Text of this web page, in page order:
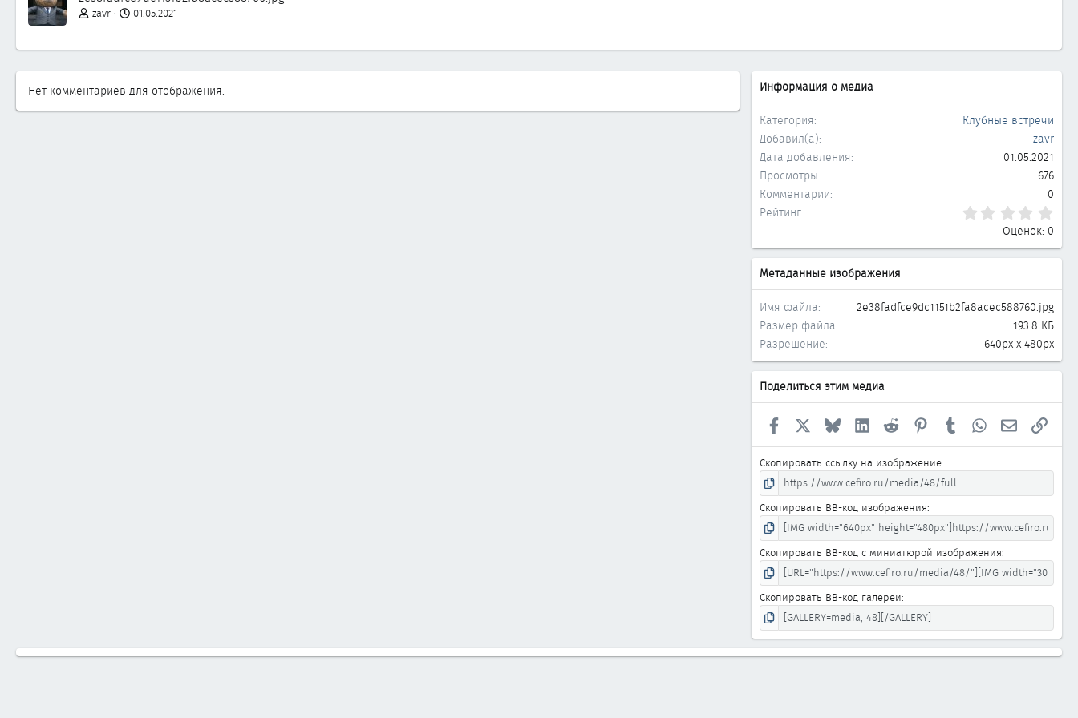
zavr 01.05.2021
Нет комментариев для отображения. Информация о медиа
Категория
Клубные встречи
Добавил(а)
zavr
Дата добавления
01.05.2021
Просмотры
676
Комментарии
0
Рейтинг
Оценок: 0
Метаданные изображения
Имя файла
2e38fadfce9dc1151b2fa8acec588760.jpg
Размер файла
193.8 КБ
Разрешение
640px x 480px
Поделиться этим медиа
Facebook BlueskyLinkedInReddit PinterestTumblr WhatsApp
Скопировать ссылку на изображение
Скопировать BB-код изображения
Скопировать BB-код с миниатюрой изображения
Скопировать BB-код галереи